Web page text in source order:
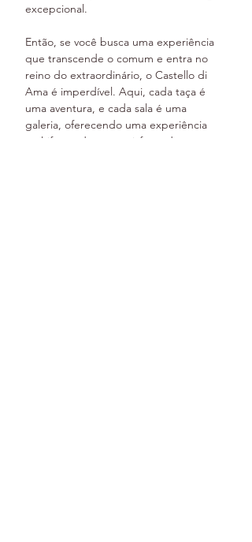
excepcional.
Então, se você busca uma experiência
que transcende o comum e entra no
reino do extraordinário, o Castello di
Ama é imperdível. Aqui, cada taça é
uma aventura, e cada sala é uma
galeria, oferecendo uma experiência
multifacetada que satisfaz todos os